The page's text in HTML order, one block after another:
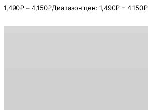
1,490₽ – 4,150₽Диапазон цен: 1,490₽ – 4,150₽